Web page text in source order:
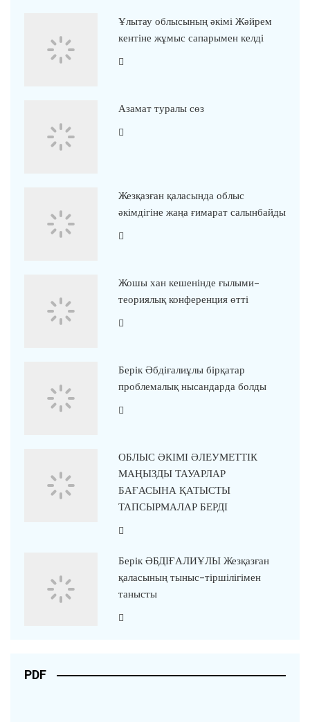
Ұлытау облысының әкімі Жәйрем
кентіне жұмыс сапарымен келді
Азамат туралы сөз
Жезқазған қаласында облыс
әкімдігіне жаңа ғимарат салынбайды
Жошы хан кешенінде ғылыми-
теориялық конференция өтті
Берік Әбдіғалиұлы бірқатар
проблемалық нысандарда болды
ОБЛЫС ӘКІМІ ӘЛЕУМЕТТІК
МАҢЫЗДЫ ТАУАРЛАР
БАҒАСЫНА ҚАТЫСТЫ
ТАПСЫРМАЛАР БЕРДІ
Берік ӘБДІҒАЛИҰЛЫ Жезқазған
қаласының тыныс-тіршілігімен
танысты
PDF